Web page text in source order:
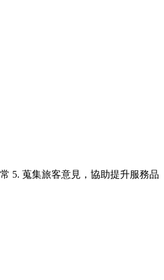
5. 蒐集旅客意見，協助提升服務品